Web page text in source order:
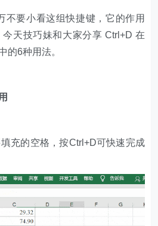
不要小看这组快捷键，它的作用
天技巧妹和大家分享 Ctrl+D 在
的6种用法。
充的空格，按Ctrl+D可快速完成